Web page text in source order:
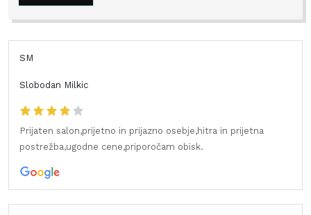
SM
Slobodan Milkic
Prijaten salon,prijetno in prijazno osebje,hitra in prijetna
postrežba,ugodne cene,priporočam obisk.